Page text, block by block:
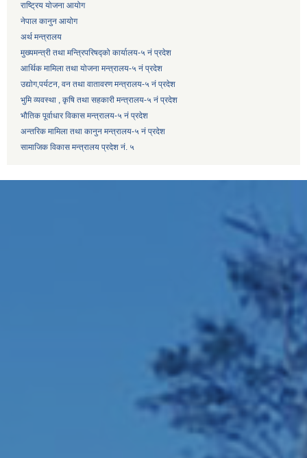
राष्ट्रिय योजना आयोग
नेपाल कानुन आयोग
अर्थ मन्त्रालय
मुख्यमन्त्री तथा मन्त्रिपरिषद्को कार्यालय-५ नं प्रदेश
आर्थिक मामिला तथा योजना मन्त्रालय-५ नं प्रदेश
उद्याेग,पर्यटन, वन तथा वातावरण मन्त्रालय-५ नं प्रदेश
भुमि व्यवस्था , कृषि तथा सहकारी मन्त्रालय-५ नं प्रदेश
भौतिक पूर्वाधार विकास मन्त्रालय-५ नं प्रदेश
अन्तरिक मामिला तथा कानुन मन्त्रालय-५ नं प्रदेश
सामाजिक विकास मन्त्रालय प्रदेश नं. ५